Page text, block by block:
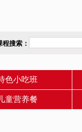
程搜索：
色小吃班
童营养餐